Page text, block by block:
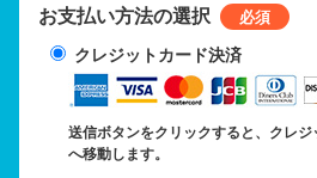
お支払い方法の選択
クレジットカード決済
送信ボタンをクリックすると、クレ
へ移動します。